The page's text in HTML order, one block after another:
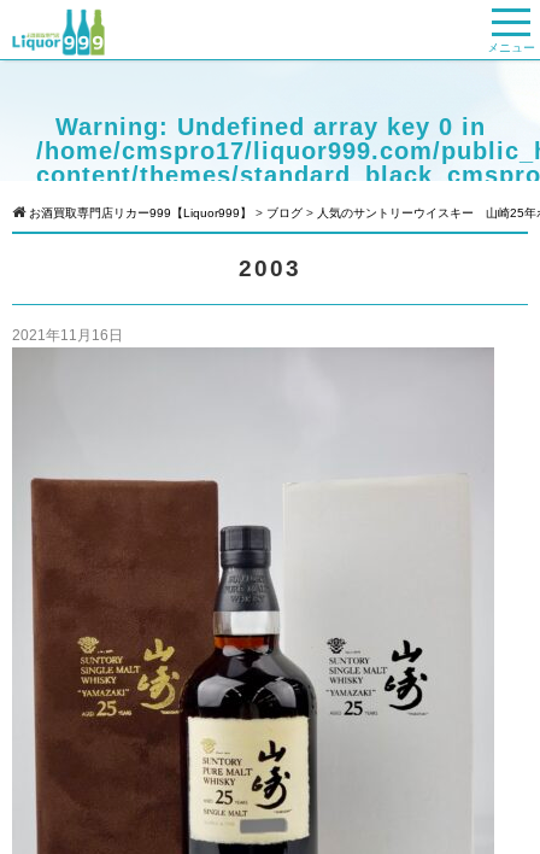
メニュー
Warning: Undefined array key 0 in
/home/cmspro17/liquor999.com/
content/themes/
"cat_name" on null in
on line9
お酒買取専門店リカー999【Liquor999】 > ブログ > 人気のサントリーウイスキー 山崎25年
2003
2021年11月16日